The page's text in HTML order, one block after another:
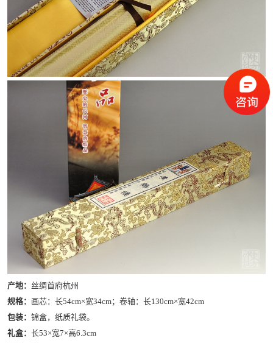
产地： 丝绸首府杭州
规格： 画芯：长54cm×宽34cm；卷轴：长130cm×宽42cm
包装： 锦盒，纸质礼袋。
礼盒： 长53×宽7×高6.3cm